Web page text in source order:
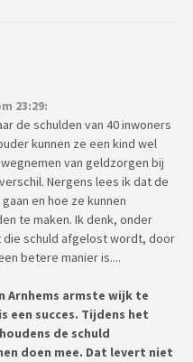
23:29:
de schulden van 40 inwoners
kunnen ze een kind wel
van geldzorgen bij
Nergens lees ik dat de
en hoe ze kunnen
te maken. Ik denk, onder
schuld afgelost wordt, door
betere manier is....
Arnhems armste wijk te
een succes. Tijdens het
de schuld
doen mee. Dat levert niet